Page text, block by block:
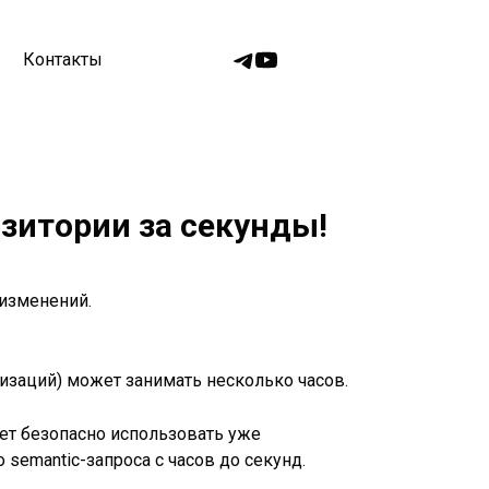
Контакты
за секунды!
может занимать несколько часов.
безопасно использовать уже
запроса с часов до секунд.